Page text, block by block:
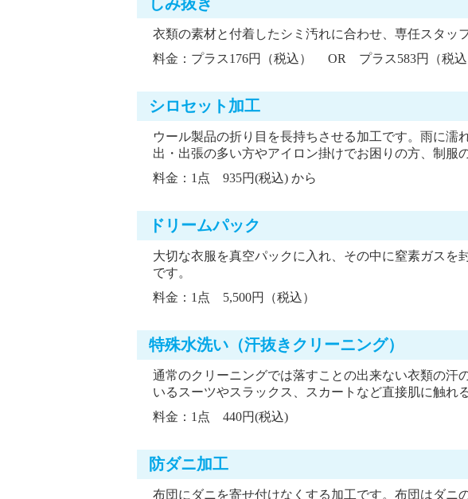
衣類の素材と付着したシミ汚れに合わせ、専任スタッ
料金：プラス176円（税込） OR プラス583円（税込
シロセット加工
ウール製品の折り目を長持ちさせる加工です。雨に
出・出張の多い方やアイロン掛けでお困りの方、制服
料金：1点 935円(税込) から
ドリームパック
大切な衣服を真空パックに入れ、その中に窒素ガス
です。
料金：1点 5,500円（税込）
特殊水洗い（汗抜きクリーニング）
通常のクリーニングでは落すことの出来ない衣類の汗
いるスーツやスラックス、スカートなど直接肌に触れ
料金：1点 440円(税込)
防ダニ加工
布団にダニを寄せ付けなくする加工です。布団はダニ